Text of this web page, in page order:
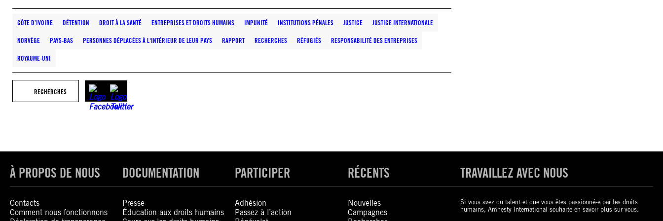
CÔTE D’IVOIRE DÉTENTION DROIT À LA SANTÉ ENTREPRISES ET DROITS HUMAINS IMPUNITÉ INSTITUTIONS PÉNALES JUSTICE JUSTICE INTERNATIONALE
NORVÈGE PAYS-BAS PERSONNES DÉPLACÉES À L'INTÉRIEUR DE LEUR PAYS RAPPORT RECHERCHES RÉFUGIÉS RESPONSABILITÉ DES ENTREPRISES
ROYAUME-UNI
RECHERCHES
À PROPOS DE NOUS
Contacts
Comment nous fonctionnons
DOCUMENTATION
Presse
Éducation aux droits humains
PARTICIPER
Adhésion
Passez à l’action
RÉCENTS
Nouvelles
Campagnes
TRAVAILLEZ AVEC NOUS
Si vous avez du talent et que vous êtes passionné-e par les droits
humains, Amnesty International souhaite en savoir plus sur vous.